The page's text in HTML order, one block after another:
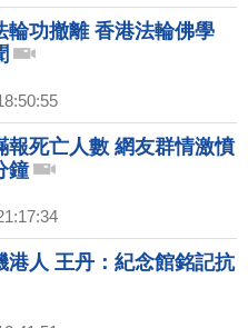
輪功撤離 香港法輪佛學
報死亡人數 網友群情激憤
鐘
港人 王丹：紀念館銘記抗